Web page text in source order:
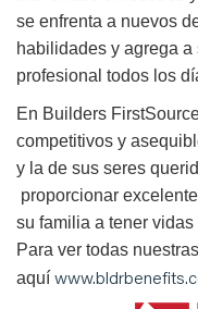
se enfrenta a nuevos
habilidades y agrega
profesional todos los
En Builders
competitivos y
y la de sus seres
proporcionar
su familia a tener
Para ver todas
aquí